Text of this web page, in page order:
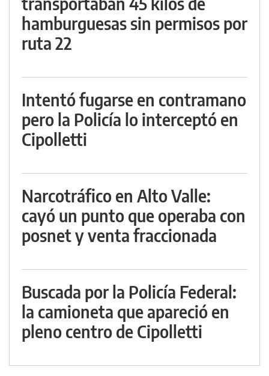
hamburguesas sin permisos por
ruta 22
Intentó fugarse en contramano
pero la Policía lo interceptó en
Cipolletti
Narcotráfico en Alto Valle:
cayó un punto que operaba con
posnet y venta fraccionada
Buscada por la Policía Federal:
la camioneta que apareció en
pleno centro de Cipolletti